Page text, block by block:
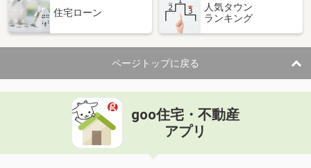
住宅ローン
人気タウン
ランキング
ページトップに戻る
goo住宅・不動産
アプリ